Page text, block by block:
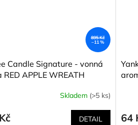
895 Kč
–11 %
Candle Signature - vonná
RED APPLE WREATH
Skladem (>5 ks)
DETAIL 64